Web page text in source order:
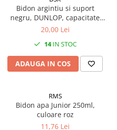
24"
26"
29"
7"
8" - 8.5"
Protecții Camere
Bidon argintiu si suport
negru, DUNLOP, capacitate
750ml
20,00 Lei
14IN STOC
ADAUGA IN COS
RMS
Bidon apa Junior 250ml,
culoare roz
11,76 Lei